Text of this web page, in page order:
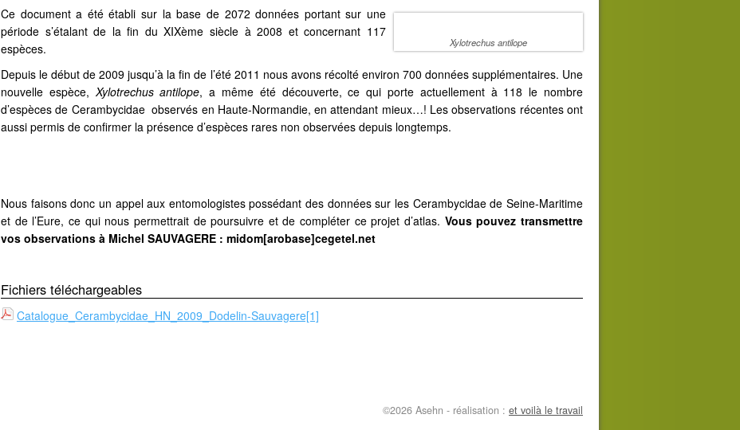
Xylotrechus antilope
Ce document a été établi sur la base de 2072 données portant sur une
période s’étalant de la fin du XIXème siècle à 2008 et concernant 117
espèces.
Depuis le début de 2009 jusqu’à la fin de l’été 2011 nous avons récolté environ 700 données supplémentaires. Une
nouvelle espèce,Xylotrechus antilope, a même été découverte, ce qui porte actuellement à 118 le nombre
d’espèces de Cerambycidae observés en Haute-Normandie, en attendant mieux…! Les observations récentes ont
aussi permis de confirmer la présence d’espèces rares non observées depuis longtemps.
Nous faisons donc un appel aux entomologistes possédant des données sur les Cerambycidae de Seine-Maritime
et de l’Eure, ce qui nous permettrait de poursuivre et de compléter ce projet d’atlas. Vous pouvez transmettre
vos observations à Michel SAUVAGERE : midom[arobase]cegetel.net
Fichiers téléchargeables
Catalogue_Cerambycidae_HN_2009_Dodelin-Sauvagere[1]
©2026 Asehn - réalisation : et voilà le travail